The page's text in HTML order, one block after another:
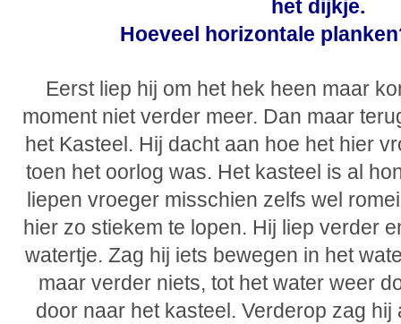
het dijkje.
Hoeveel horizontale
Eerst liep hij om het hek heen maar
moment niet verder meer. Dan maar
het Kasteel. Hij dacht aan hoe het hier
toen het oorlog was. Het kasteel is al
liepen vroeger misschien zelfs wel
hier zo stiekem te lopen. Hij liep verder
watertje. Zag hij iets bewegen in het
maar verder niets, tot het water weer
door naar het kasteel. Verderop zag